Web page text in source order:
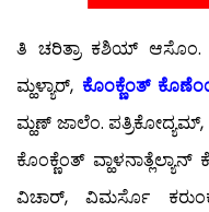
ತಿ ಚರಿತ್ರಾ ಕಶಿಯ್ ಆಸೊಂ.
ಮ್ಹಳ್ಯಾರ್, ಕೊಂಕ್ಣೆಂತ್
ಮ್ಹಣ್ ಜಾಲೆಂ.
ಕೊಂಕ್ಣೆಂತ್
ವಿಚಾರ್, ವಿಮರ್ಸೊ